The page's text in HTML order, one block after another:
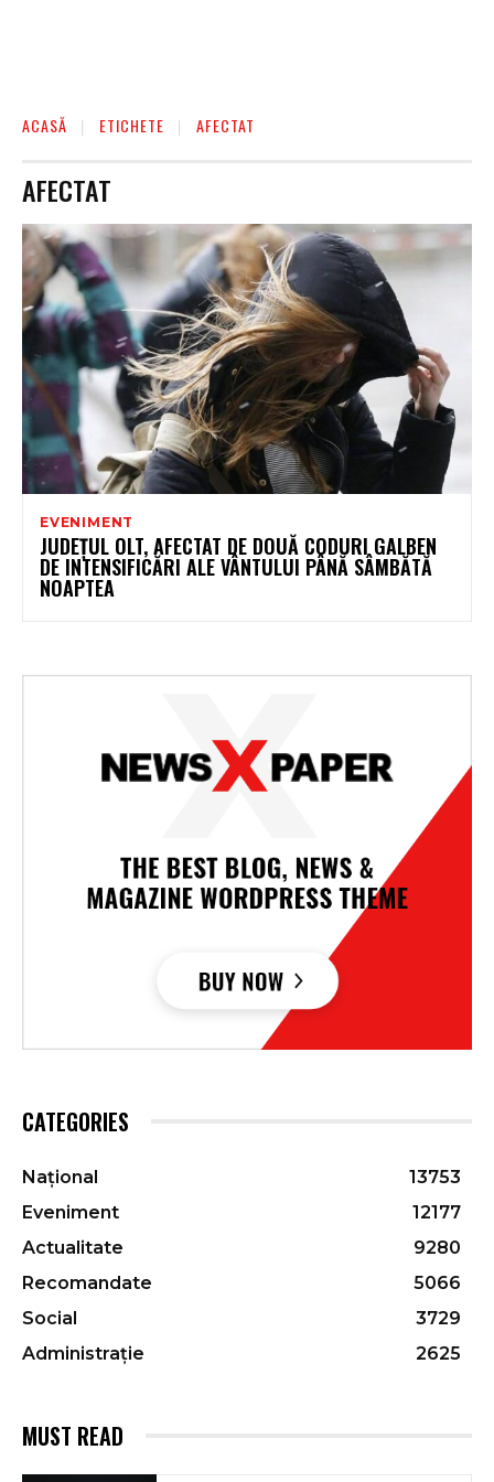
ACASĂ ETICHETE AFECTAT
AFECTAT
EVENIMENT
JUDEȚUL OLT, AFECTAT DE DOUĂ CODURI GALBEN
DE INTENSIFICĂRI ALE VÂNTULUI PÂNĂ SÂMBĂTĂ
NOAPTEA
CATEGORIES
Național
13753
Eveniment
12177
Actualitate
9280
Recomandate
5066
Social
3729
Administrație
2625
MUST READ